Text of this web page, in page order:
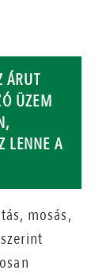
ÁRUT
ÜZEM
LENNE A
mosás,